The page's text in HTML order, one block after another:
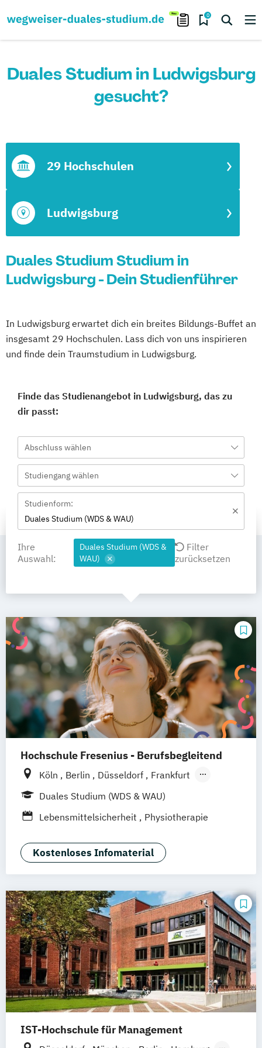
0
Duales Studium in Ludwigsburg
gesucht?
Ludwigsburg
29 Hochschulen
Duales Studium Studium in
Ludwigsburg - Dein Studienführer
In Ludwigsburg erwartet dich ein breites Bildungs-Buffet an
insgesamt 29 Hochschulen. Lass dich von uns inspirieren
und finde dein Traumstudium in Ludwigsburg.
Finde das Studienangebot in Ludwigsburg, das zu
dir passt:
Abschluss wählen
Studiengang wählen
Studienform:
Duales Studium (WDS & WAU)
Ihre
Auswahl:
Duales Studium (WDS &
WAU)
Filter
zurücksetzen
Hochschule Fresenius - Berufsbegleitend
Köln Berlin Düsseldorf
Frankfurt
Hamburg
Idstein München
Hannover Dortmund Erfurt Stuttgart
Braunschweig
Duales Studium (WDS & WAU)
Lebensmittelsicherheit
Physiotherapie
Kostenloses Infomaterial
IST-Hochschule für Management